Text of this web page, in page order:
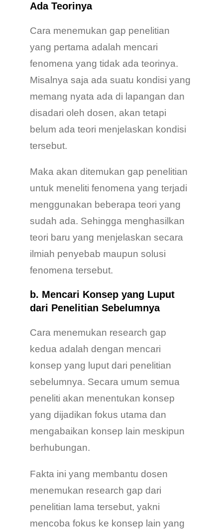
Ada Teorinya
Cara menemukan gap penelitian
yang pertama adalah mencari
fenomena yang tidak ada teorinya.
Misalnya saja ada suatu kondisi yang
memang nyata ada di lapangan dan
disadari oleh dosen, akan tetapi
belum ada teori menjelaskan kondisi
tersebut.
Maka akan ditemukan gap penelitian
untuk meneliti fenomena yang terjadi
menggunakan beberapa teori yang
sudah ada. Sehingga menghasilkan
teori baru yang menjelaskan secara
ilmiah penyebab maupun solusi
fenomena tersebut.
b. Mencari Konsep yang Luput
dari Penelitian Sebelumnya
Cara menemukan research gap
kedua adalah dengan mencari
konsep yang luput dari penelitian
sebelumnya. Secara umum semua
peneliti akan menentukan konsep
yang dijadikan fokus utama dan
mengabaikan konsep lain meskipun
berhubungan.
Fakta ini yang membantu dosen
menemukan research gap dari
penelitian lama tersebut, yakni
mencoba fokus ke konsep lain yang